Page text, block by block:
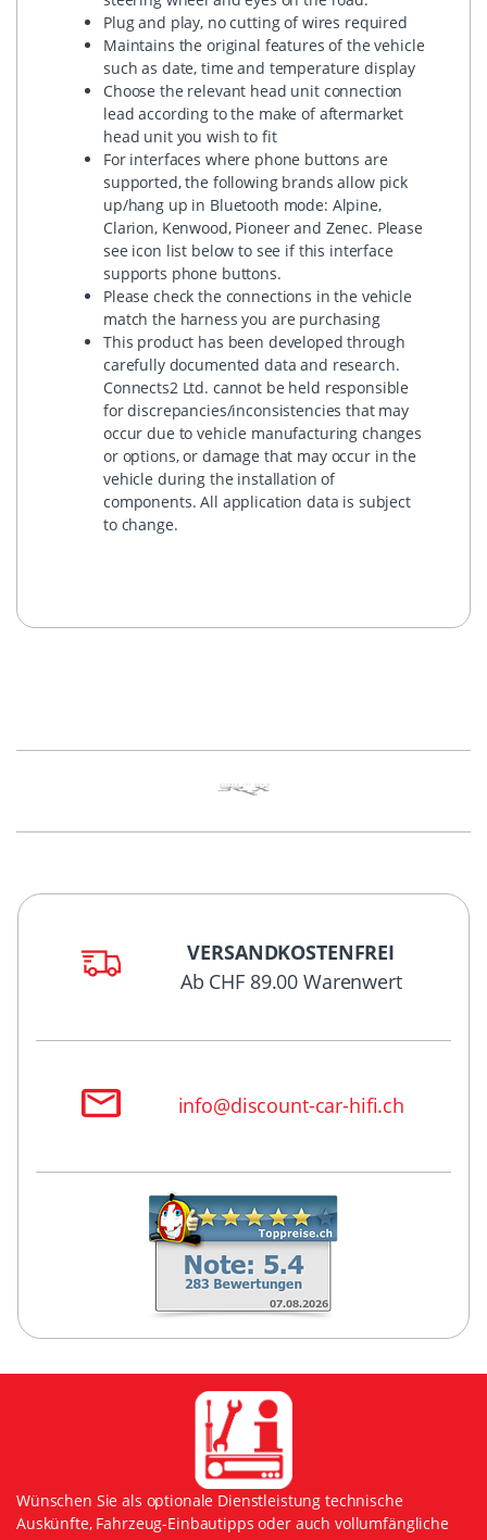
Plug and play, no cutting of wires required
Maintains the original features of the vehicle
such as date, time and temperature display
Choose the relevant head unit connection
lead according to the make of aftermarket
head unit you wish to fit
For interfaces where phone buttons are
supported, the following brands allow pick
up/hang up in Bluetooth mode: Alpine,
Clarion, Kenwood, Pioneer and Zenec. Please
see icon list below to see if this interface
supports phone buttons.
Please check the connections in the vehicle
match the harness you are purchasing
This product has been developed through
carefully documented data and research.
Connects2 Ltd. cannot be held responsible
for discrepancies/inconsistencies that may
occur due to vehicle manufacturing changes
or options, or damage that may occur in the
vehicle during the installation of
components. All application data is subject
to change.
VERSANDKOSTENFREI
Ab CHF 89.00 Warenwert
info@discount-car-hifi.ch
Wünschen Sie als optionale Dienstleistung technische
Auskünfte, Fahrzeug-Einbautipps oder auch vollumfängliche